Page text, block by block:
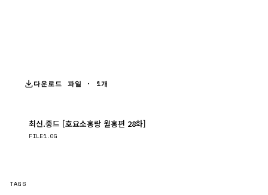
다운로드 파일 · 1개
최신.중드 [호요소홍랑 월홍편 28화]
FILE1.0G
TAGS